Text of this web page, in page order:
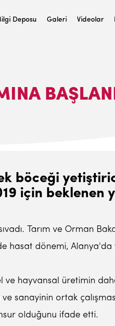
Deposu Galeri Videolar
böceği
için beklenen
Tarım ve Orman
dönemi, Alanya'da
ve hayvansal üretimin
ve sanayinin ortak
olduğunu ifade etti.